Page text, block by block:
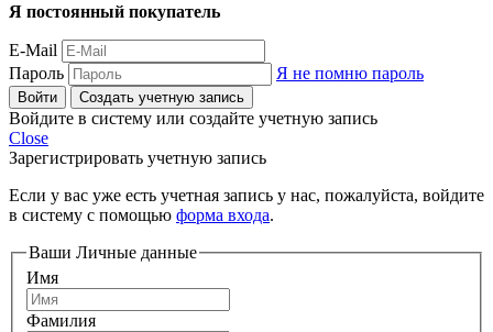
Я постоянный покупатель
E-Mail
Пароль
Я не помню пароль
Войти Создать учетную запись
Войдите в систему или создайте учетную запись
Close
Зарегистрировать учетную запись
Если у вас уже есть учетная запись у нас, пожалуйста, войдите
в систему с помощью форма входа.
Ваши Личные данные
Имя
Фамилия